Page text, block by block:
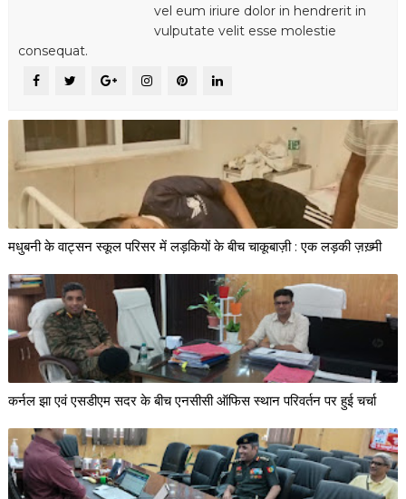
vel eum iriure dolor in hendrerit in
vulputate velit esse molestie
consequat.
मधुबनी के वाट्सन स्कूल परिसर में लड़कियों के बीच चाकूबाज़ी : एक लड़की ज़ख़्मी
कर्नल झा एवं एसडीएम सदर के बीच एनसीसी ऑफिस स्थान परिवर्तन पर हुई चर्चा